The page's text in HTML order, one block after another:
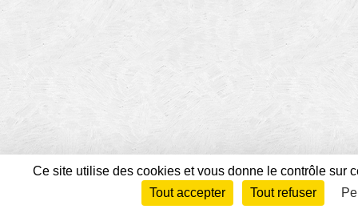
Ce site utilise des cookies et vous donne le contrôle sur
Tout accepter
Tout refuser